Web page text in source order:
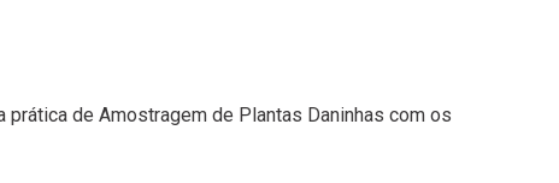
de Amostragem de Plantas Daninhas com os